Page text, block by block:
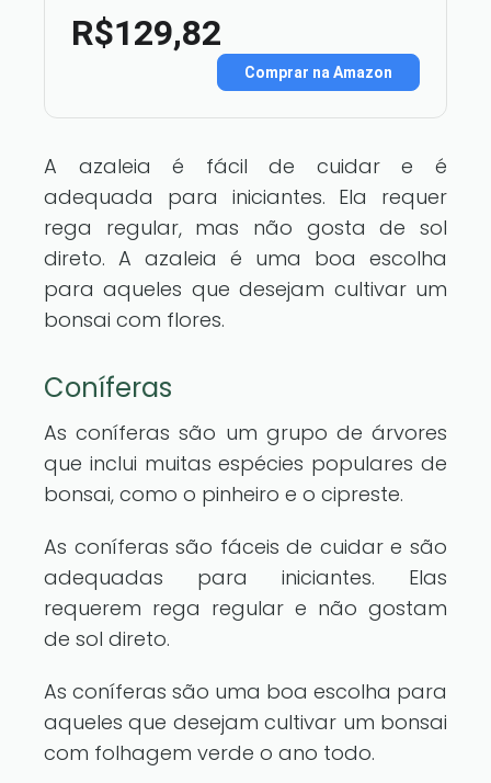
R$129,82
Comprar na Amazon
A azaleia é fácil de cuidar e é
adequada para iniciantes. Ela requer
rega regular, mas não gosta de sol
direto. A azaleia é uma boa escolha
para aqueles que desejam cultivar um
bonsai com flores.
Coníferas
As coníferas são um grupo de árvores
que inclui muitas espécies populares de
bonsai, como o pinheiro e o cipreste.
As coníferas são fáceis de cuidar e são
adequadas para iniciantes. Elas
requerem rega regular e não gostam
de sol direto.
As coníferas são uma boa escolha para
aqueles que desejam cultivar um bonsai
com folhagem verde o ano todo.